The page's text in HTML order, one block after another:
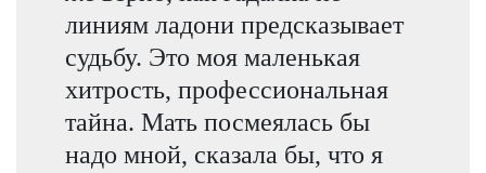
линиям ладони предсказывает
судьбу. Это моя маленькая
хитрость, профессиональная
тайна. Мать посмеялась бы
надо мной, сказала бы, что я